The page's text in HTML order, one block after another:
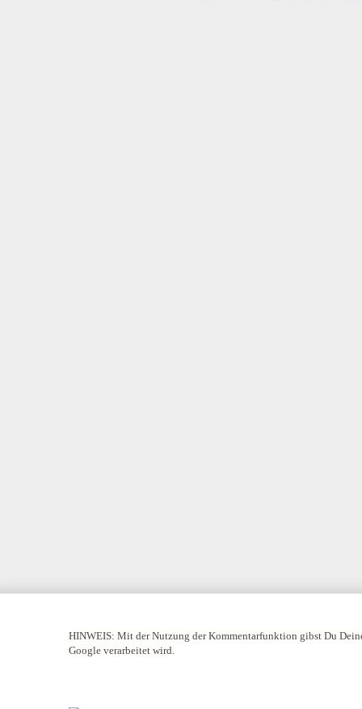
HINWEIS: Mit der Nutzung der Kommentarfunktion gibst Du
Google verarbeitet wird.